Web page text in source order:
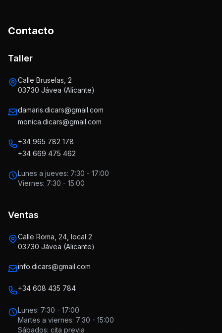
Contacto
Taller
Calle Bruselas, 2
03730 Jávea (Alicante)
damaris.dicars@gmail.com
monica.dicars@gmail.com
+34 965 782 178
+34 669 475 462
Lunes a jueves: 7:30 - 17:00
Viernes: 7:30 - 15:00
Ventas
Calle Roma, 24, local 2
03730 Jávea (Alicante)
info.dicars@gmail.com
+34 608 435 784
Lunes: 7:30 - 17:00
Martes a viernes: 7:30 - 15:00
Sábados: cita previa